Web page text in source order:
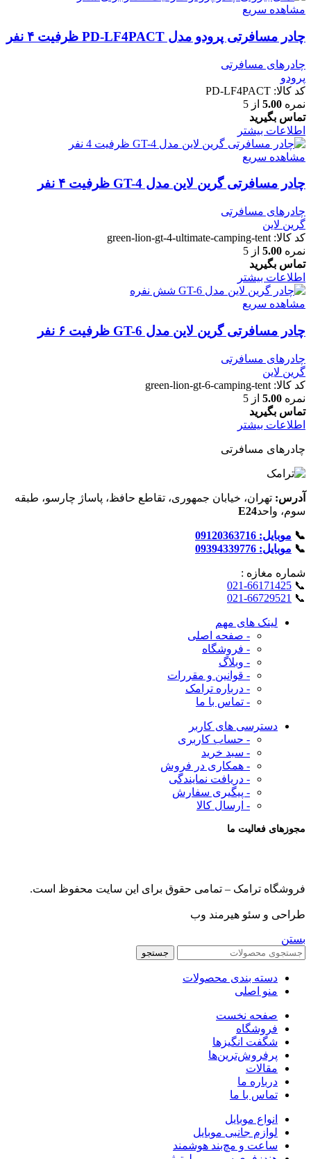
مشاهده سریع
چادر مسافرتی پرودو مدل PD-LF4PACT ظرفیت ۴ نفر
چادرهای مسافرتی
پرودو
کد کالا: PD-LF4PACT
نمره 5.00 از 5
تماس بگیرید
اطلاعات بیشتر
مشاهده سریع
چادر مسافرتی گرین لاین مدل GT-4 ظرفیت ۴ نفر
چادرهای مسافرتی
گرین لاین
کد کالا: green-lion-gt-4-ultimate-camping-tent
نمره 5.00 از 5
تماس بگیرید
اطلاعات بیشتر
مشاهده سریع
چادر مسافرتی گرین لاین مدل GT-6 ظرفیت ۶ نفر
چادرهای مسافرتی
گرین لاین
کد کالا: green-lion-gt-6-camping-tent
نمره 5.00 از 5
تماس بگیرید
اطلاعات بیشتر
چادرهای مسافرتی
آدرس: تهران، خیابان جمهوری، تقاطع حافظ، پاساژ چارسو، طبقه
سوم، واحدE24
📞 موبایل: 09120363716
📞 موبایل: 09394339776
شماره‌ مغازه :
📞
021-66171425
📞
021-66729521
لینک های مهم
- صفحه اصلی
- فروشگاه
- وبلاگ
- قوانین و مقررات
- درباره ترامک
- تماس با ما
دسترسی های کاربر
- حساب کاربری
- سبد خرید
- همکاری در فروش
- دریافت نمایندگی
- پیگیری سفارش
- ارسال کالا
مجوزهای فعالیت ما
فروشگاه ترامک – تمامی حقوق برای این سایت محفوظ است.
طراحی و سئو هیرمند وب
بستن
جستجو
دسته بندی محصولات
منو اصلی
صفحه نخست
فروشگاه
شگفت انگیزها
پرفروش‌ترین‌ها
مقالات
درباره ما
تماس با ما
انواع موبایل
لوازم جانبی موبایل
ساعت و مچ‌بند هوشمند